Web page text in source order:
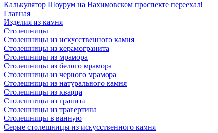
Калькулятор Шоурум на Нахимовском проспекте переехал!
Главная
Изделия из камня
Столешницы
Столешницы из искусственного камня
Столешницы из керамогранита
Столешницы из мрамора
Столешницы из белого мрамора
Столешницы из черного мрамора
Столешницы из натурального камня
Столешницы из кварца
Столешницы из гранита
Столешницы из травертина
Столешницы в ванную
Серые столешницы из искусственного камня